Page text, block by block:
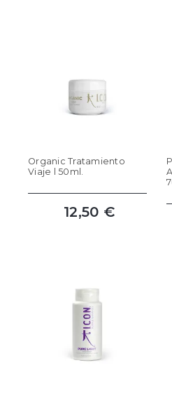
Organic Tratamiento
Viaje l 50ml.
12,50 €